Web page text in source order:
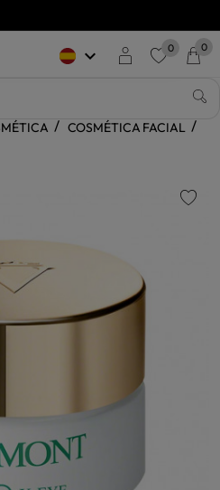
keyboard_arrow_down 0 0
COSMÉTICA FACIAL